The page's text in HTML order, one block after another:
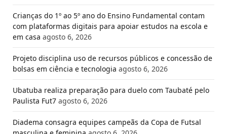
Crianças do 1º ao 5º ano do Ensino Fundamental contam
com plataformas digitais para apoiar estudos na escola e
em casa agosto 6, 2026
Projeto disciplina uso de recursos públicos e concessão de
bolsas em ciência e tecnologia agosto 6, 2026
Ubatuba realiza preparação para duelo com Taubaté pelo
Paulista Fut7 agosto 6, 2026
Diadema consagra equipes campeãs da Copa de Futsal